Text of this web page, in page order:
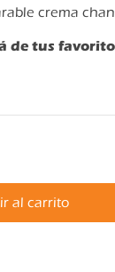
crema
de tus
al carrito